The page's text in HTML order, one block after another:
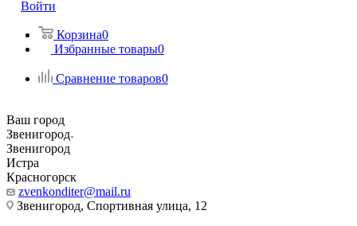
Войти
Корзина0
Избранные товары0
Сравнение товаров0
Ваш город
Звенигород
Звенигород
Истра
Красногорск
zvenkonditer@mail.ru
Звенигород, Спортивная улица, 12